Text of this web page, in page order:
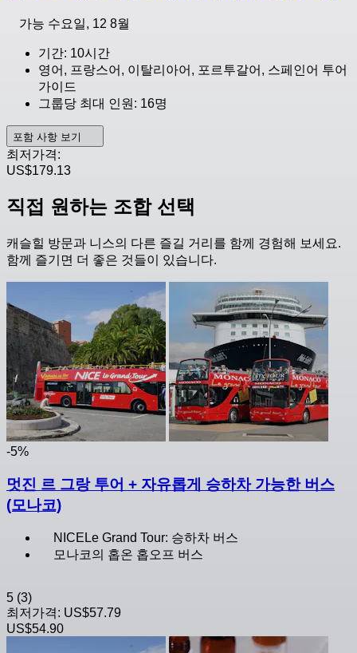
가능 수요일, 12 8월
기간: 10시간
영어, 프랑스어, 이탈리아어, 포르투갈어, 스페인어 투어
가이드
그룹당 최대 인원: 16명
포함 사항 보기
최저가격:
US$179.13
직접 원하는 조합 선택
캐슬힐 방문과 니스의 다른 즐길 거리를 함께 경험해 보세요.
함께 즐기면 더 좋은 것들이 있습니다.
-5%
멋진 르 그랑 투어 + 자유롭게 승하차 가능한 버스
(모나코)
NICELe Grand Tour: 승하차 버스
모나코의 홉온 홉오프 버스
5 (3)
최저가격: US$57.79
US$54.90